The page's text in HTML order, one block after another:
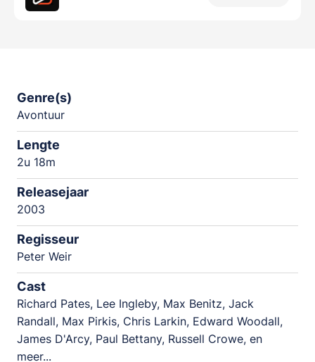
Genre(s)
Avontuur
Lengte
2u 18m
Releasejaar
2003
Regisseur
Peter Weir
Cast
Richard Pates, Lee Ingleby, Max Benitz, Jack
Randall, Max Pirkis, Chris Larkin, Edward Woodall,
James D'Arcy, Paul Bettany, Russell Crowe, en
meer...